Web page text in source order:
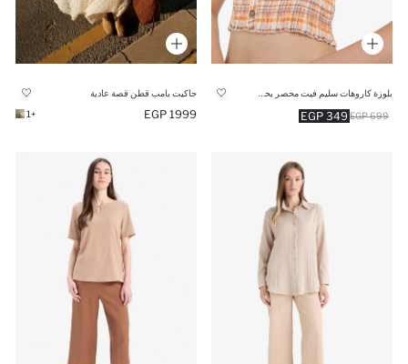
349 EGP 699 EGP
جاكيت بامب قطن قصة عادية
1999 EGP
+1